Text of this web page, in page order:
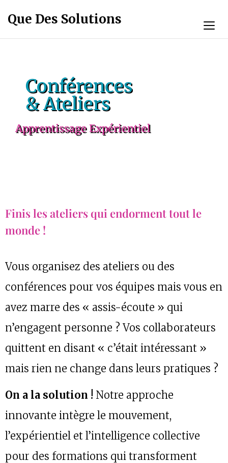
Que Des Solutions
Conférences
& Ateliers
Apprentissage Expérientiel
Finis les ateliers qui endorment tout le
monde !
Vous organisez des ateliers ou des
conférences pour vos équipes mais vous en
avez marre des « assis-écoute » qui
n’engagent personne ? Vos collaborateurs
quittent en disant « c’était intéressant »
mais rien ne change dans leurs pratiques ?
On a la solution ! Notre approche
innovante intègre le mouvement,
l’expérientiel et l’intelligence collective
pour des formations qui transforment